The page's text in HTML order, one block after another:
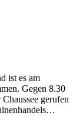
ist es am
Gegen 8.30
gerufen
…